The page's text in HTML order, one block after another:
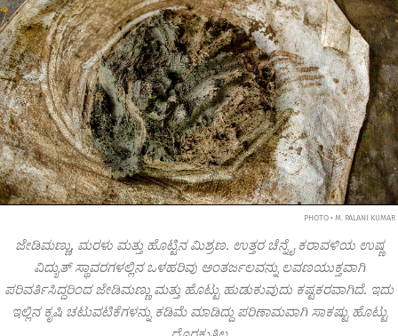
PHOTO • M. PALANI KUMAR
ಜೇಡಿಮಣ್ಣು, ಮರಳು ಮತ್ತು ಹೊಟ್ಟಿನ ಮಿಶ್ರಣ. ಉತ್ತರ ಚೆನ್ನೈ ಕರಾವಳಿಯ ಉಷ್ಣ
ವಿದ್ಯುತ್ ಸ್ಥಾವರಗಳಲ್ಲಿನ ಒಳಹರಿವು ಅಂತರ್ಜಲವನ್ನು ಲವಣಯುಕ್ತವಾಗಿ
ಪರಿವರ್ತಿಸಿದ್ದರಿಂದ ಜೇಡಿಮಣ್ಣು ಮತ್ತು ಹೊಟ್ಟು ಹುಡುಕುವುದು ಕಷ್ಟಕರವಾಗಿದೆ. ಇದು
ಇಲ್ಲಿನ ಕೃಷಿ ಚಟುವಟಿಕೆಗಳನ್ನು ಕಡಿಮೆ ಮಾಡಿದ್ದು ಪರಿಣಾಮವಾಗಿ ಸಾಕಷ್ಟು ಹೊಟ್ಟು